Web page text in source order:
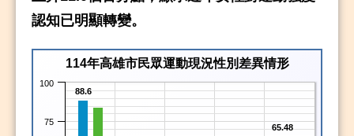
認知已明顯轉變。
114年高雄市民眾運動現況性別差異情形
88.6
65.48
75
100